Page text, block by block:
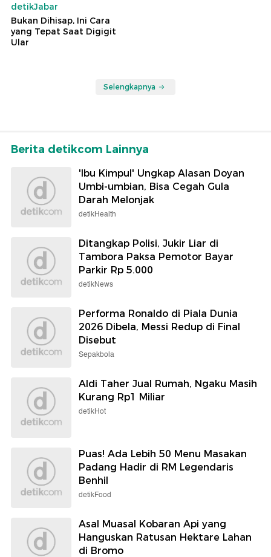
detikJabar
Bukan Dihisap, Ini Cara
yang Tepat Saat Digigit
Ular
Selengkapnya
Berita detikcom Lainnya
'Ibu Kimpul' Ungkap Alasan Doyan
Umbi-umbian, Bisa Cegah Gula
Darah Melonjak
detikHealth
Ditangkap Polisi, Jukir Liar di
Tambora Paksa Pemotor Bayar
Parkir Rp 5.000
detikNews
Performa Ronaldo di Piala Dunia
2026 Dibela, Messi Redup di Final
Disebut
Sepakbola
Aldi Taher Jual Rumah, Ngaku Masih
Kurang Rp1 Miliar
detikHot
Puas! Ada Lebih 50 Menu Masakan
Padang Hadir di RM Legendaris
Benhil
detikFood
Asal Muasal Kobaran Api yang
Hanguskan Ratusan Hektare Lahan
di Bromo